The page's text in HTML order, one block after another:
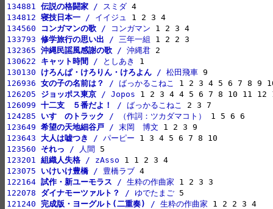
134881 伝説の格闘家 / スミダ
134812 寝技日本一 / イイジュ
134560
コンガマンの歌 / コンガマン
133793 修学旅行の思い出 / 三年一組
132365 沖縄民謡風感謝の歌 / 沖縄君
130622 キャット時間 / としあき
130130 けろんぱ・けろりん・けろよん / 松田飛車
126936 女の子の名前は？
/ ばっかるこねこ
126205 ジョッポス東京 / Jopos
126099 十二支　５番だよ！ / ばっかるこねこ
124285 いすゞのトラック / （作詞：ツカダマコト）
123649 希望の天地細谷戸 / 末岡　博文
123643 大人は嘘つき / パーピー
123560 それっ / 人間
123201 組織人失格 / zAsso
123075 いけいけ豊橋 / 豊橋ラブ
122164 試作・新ユーモラス / 生粋の作曲家
122078 ダイナモーツァルト？ / ゆでたまご
121240 完成版・ヨーグルト(二重奏) / 生粋の作曲家